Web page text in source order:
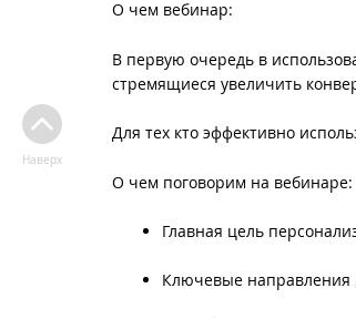
О чем вебинар:
В первую очередь в
стремящиеся увеличить
Для тех кто эффективно
О чем поговорим на вебинаре:
Главная цель
Ключевые направления
Наверх